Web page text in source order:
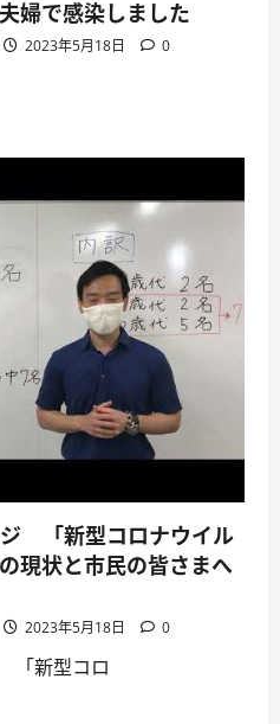
婦で感染しました
2023年5月18日 0
「新型コロナウイル
現状と市民の皆さまへ
2023年5月18日 0
新型コロ